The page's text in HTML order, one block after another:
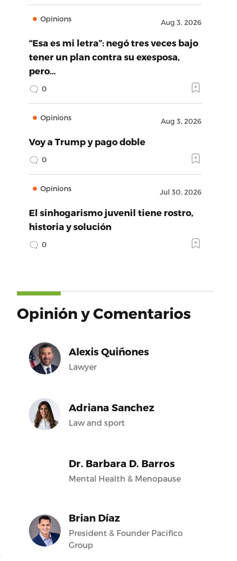
Opinions Aug 3, 2026
“Esa es mi letra”: negó tres veces bajo
tener un plan contra su exesposa,
pero…
0
Opinions Aug 3, 2026
Voy a Trump y pago doble
0
Opinions Jul 30, 2026
El sinhogarismo juvenil tiene rostro,
historia y solución
0
Opinión y Comentarios
Alexis Quiñones
Lawyer
Adriana Sanchez
Law and sport
Dr. Barbara D. Barros
Mental Health & Menopause
Brian Díaz
President & Founder Pacifico
Group